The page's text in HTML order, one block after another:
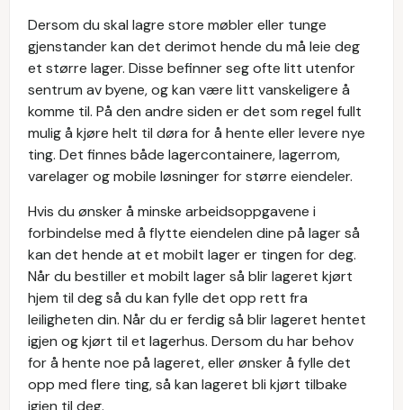
Dersom du skal lagre store møbler eller tunge
gjenstander kan det derimot hende du må leie deg
et større lager. Disse befinner seg ofte litt utenfor
sentrum av byene, og kan være litt vanskeligere å
komme til. På den andre siden er det som regel fullt
mulig å kjøre helt til døra for å hente eller levere nye
ting. Det finnes både lagercontainere, lagerrom,
varelager og mobile løsninger for større eiendeler.
Hvis du ønsker å minske arbeidsoppgavene i
forbindelse med å flytte eiendelen dine på lager så
kan det hende at et mobilt lager er tingen for deg.
Når du bestiller et mobilt lager så blir lageret kjørt
hjem til deg så du kan fylle det opp rett fra
leiligheten din. Når du er ferdig så blir lageret hentet
igjen og kjørt til et lagerhus. Dersom du har behov
for å hente noe på lageret, eller ønsker å fylle det
opp med flere ting, så kan lageret bli kjørt tilbake
igjen til deg.